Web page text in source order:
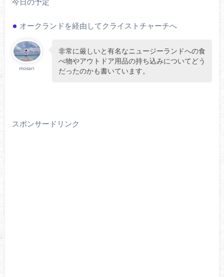
オークランドを経由してクライストチャーチへ
mosari
非常に厳しいと有名なニュージーランドへの食
べ物やアウトドア用品の持ち込みについてどう
だったのかも書いています。
スポンサードリンク